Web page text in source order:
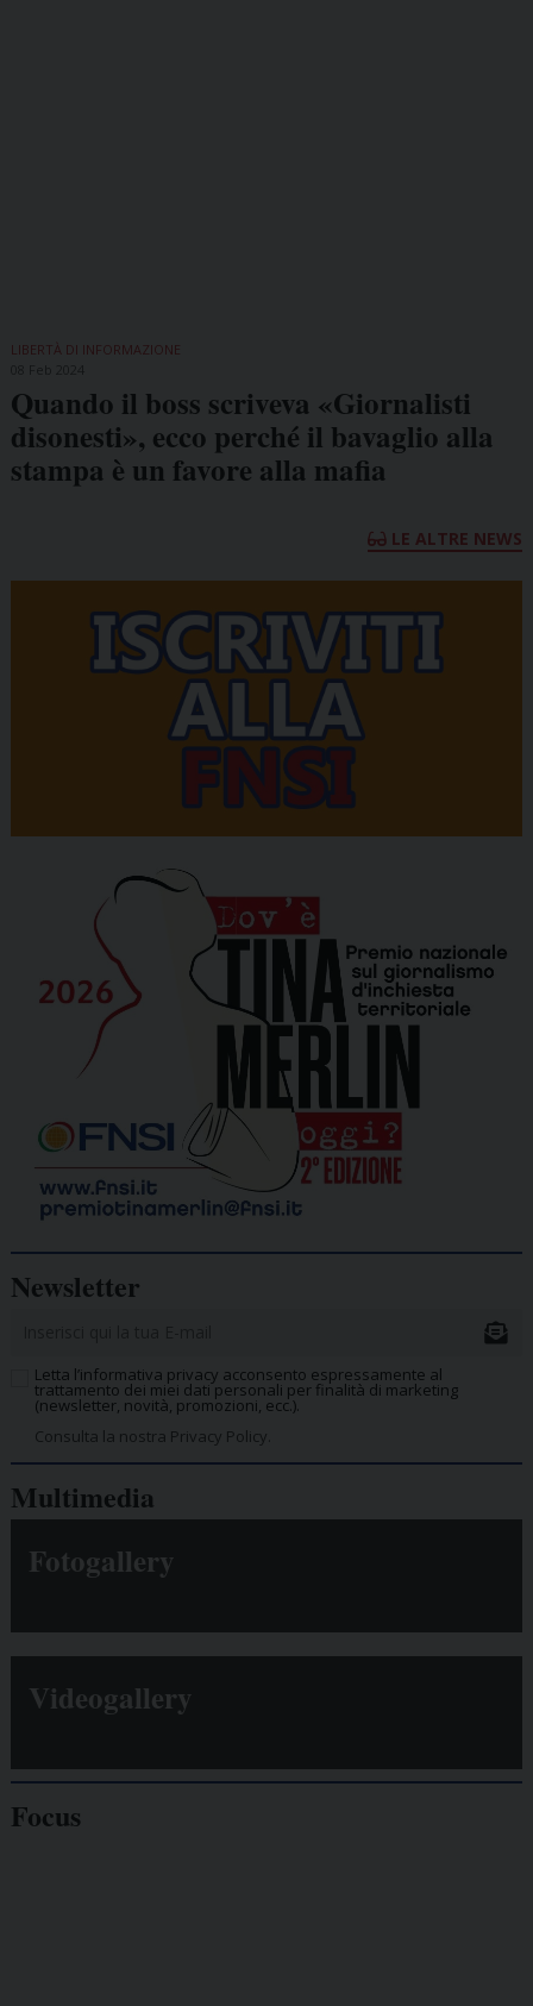
LIBERTÀ DI INFORMAZIONE
Quando il boss scriveva «Giornalisti
disonesti», ecco perché il bavaglio alla
stampa è un favore alla mafia
LE ALTRE NEWS
Newsletter
Letta l’informativa privacy acconsento espressamente al
trattamento dei miei dati personali per finalità di marketing
(newsletter, novità, promozioni, ecc.).
Consulta la nostra Privacy Policy.
Multimedia
Fotogallery
Videogallery
Focus